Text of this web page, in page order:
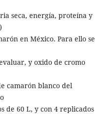
seca, energía, proteína y
en México. Para ello se
y oxido de cromo
camarón blanco del
de 60 L, y con 4 replicados